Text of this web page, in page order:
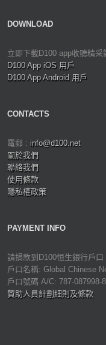
DOWNLOAD
立即下載D100 app收聽精采
D100 App iOS 用戶
D100 App Android 用戶
CONTACTS
電郵 : info@d100.net
關於我們
聯絡我們
使用條款
隱私權政策
PAYMENT INFO
請捐款到D100恒生銀行戶口
戶口名稱: Global Chinese
戶口號碼 A/C: 787-087998-
贊助人員計劃細則及條款